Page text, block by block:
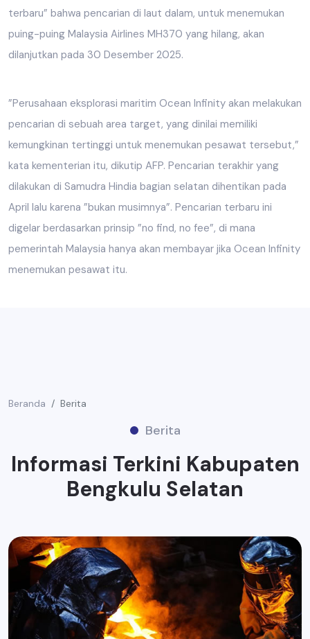
terbaru” bahwa pencarian di laut dalam, untuk menemukan
puing-puing Malaysia Airlines MH370 yang hilang, akan
dilanjutkan pada 30 Desember 2025.
”Perusahaan eksplorasi maritim Ocean Infinity akan melakukan
pencarian di sebuah area target, yang dinilai memiliki
kemungkinan tertinggi untuk menemukan pesawat tersebut,”
kata kementerian itu, dikutip AFP. Pencarian terakhir yang
dilakukan di Samudra Hindia bagian selatan dihentikan pada
April lalu karena ”bukan musimnya”. Pencarian terbaru ini
digelar berdasarkan prinsip ”no find, no fee”, di mana
pemerintah Malaysia hanya akan membayar jika Ocean Infinity
menemukan pesawat itu.
Beranda Berita
Berita
Informasi Terkini Kabupaten
Bengkulu Selatan